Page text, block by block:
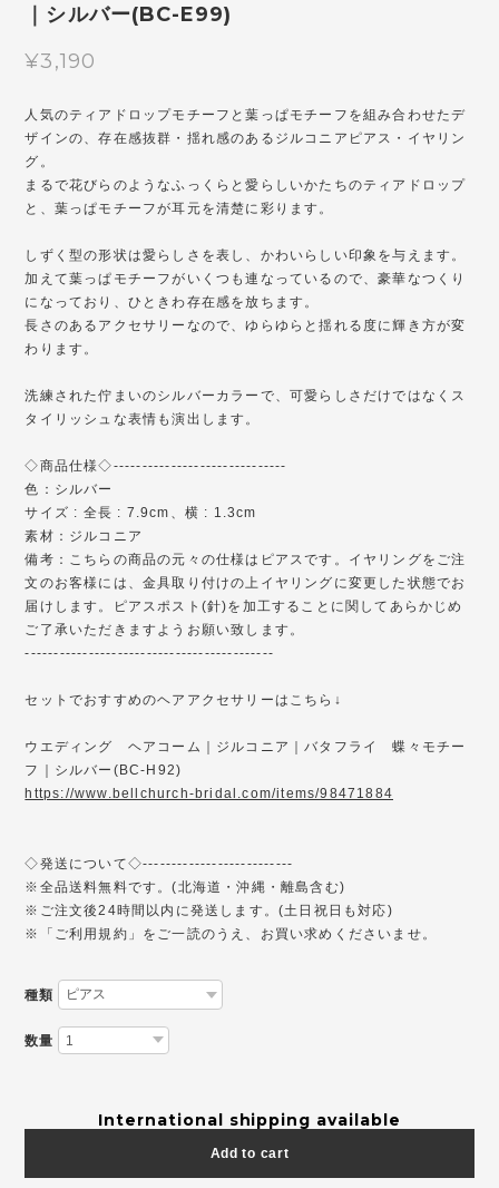
｜シルバー(BC-E99)
¥3,190
人気のティアドロップモチーフと葉っぱモチーフを組み合わせたデ
ザインの、存在感抜群・揺れ感のあるジルコニアピアス・イヤリン
グ。
まるで花びらのようなふっくらと愛らしいかたちのティアドロップ
と、葉っぱモチーフが耳元を清楚に彩ります。
しずく型の形状は愛らしさを表し、かわいらしい印象を与えます。
加えて葉っぱモチーフがいくつも連なっているので、豪華なつくり
になっており、ひときわ存在感を放ちます。
長さのあるアクセサリーなので、ゆらゆらと揺れる度に輝き方が変
わります。
洗練された佇まいのシルバーカラーで、可愛らしさだけではなくス
タイリッシュな表情も演出します。
◇商品仕様◇------------------------------
色：シルバー
サイズ : 全長 : 7.9cm、横 : 1.3cm
素材：ジルコニア
備考：こちらの商品の元々の仕様はピアスです。イヤリングをご注
文のお客様には、金具取り付けの上イヤリングに変更した状態でお
届けします。ピアスポスト(針)を加工することに関してあらかじめ
ご了承いただきますようお願い致します。
-------------------------------------------
セットでおすすめのヘアアクセサリーはこちら↓
ウエディング ヘアコーム｜ジルコニア｜バタフライ 蝶々モチー
フ｜シルバー(BC-H92)
https://www.bellchurch-bridal.com/items/98471884
◇発送について◇--------------------------
※全品送料無料です。(北海道・沖縄・離島含む)
※ご注文後24時間以内に発送します。(土日祝日も対応)
※「ご利用規約」をご一読のうえ、お買い求めくださいませ。
種類
数量
International shipping available
Add to cart